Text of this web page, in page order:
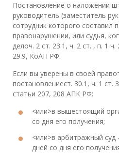
Постановление о наложении
руководитель (заместитель
сотрудник которого составил
правонарушении, или судья,
делоч. 2 ст. 23.1, ч. 2 ст. , п. 1 ч.
29.9, КоАП РФ.
Если вы уверены в своей
постановлениест. 30.1, ч. 1 ст.
статьи 207, 208 АПК РФ:
<или>в вышестоящий
со дня его получения;
<или>в арбитражный
дней со дня его